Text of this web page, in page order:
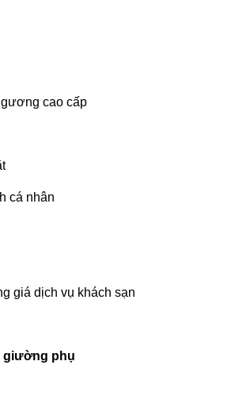
gương cao cấp
cá nhân
giá dịch vụ khách sạn
giường phụ